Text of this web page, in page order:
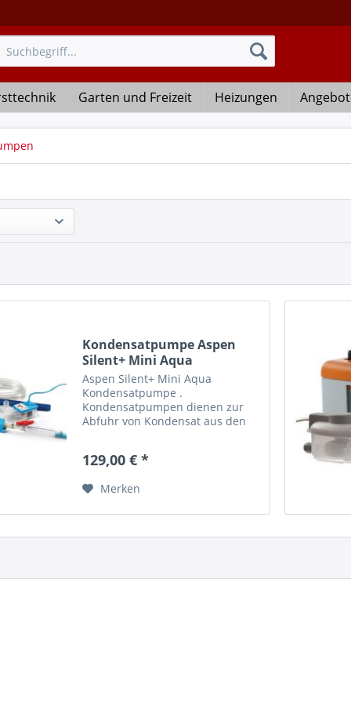
Garten und Freizeit Heizungen
Kondensatpumpe Aspen
Silent+ Mini Aqua
Aspen Silent+ Mini Aqua
Kondensatpumpe .
Kondensatpumpen dienen zur
Abfuhr von Kondensat aus den
ihrer Klasse Vibrationsdämpfer
Antihebereffektventil...
129,00 € *
Merken